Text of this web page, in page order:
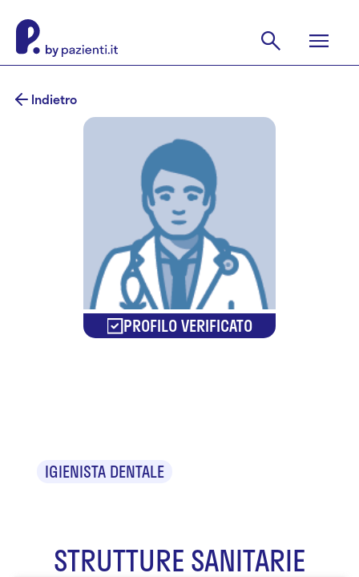
Indietro
PROFILO VERIFICATO
IGIENISTA DENTALE
STRUTTURE SANITARIE